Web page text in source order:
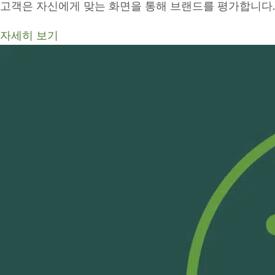
고객은 자신에게 맞는 화면을 통해 브랜드를 평가합니
자세히 보기